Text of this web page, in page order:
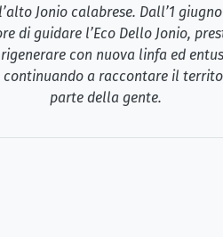
Jonio calabrese. Dall’1
di guidare l’Eco Dello Jonio,
con nuova linfa ed
a raccontare il
parte della gente.